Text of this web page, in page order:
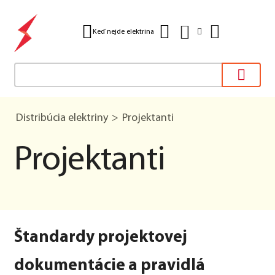
Keď nejde elektrina
Distribúcia elektriny Projektanti
Projektanti
Štandardy projektovej
dokumentácie a pravidlá